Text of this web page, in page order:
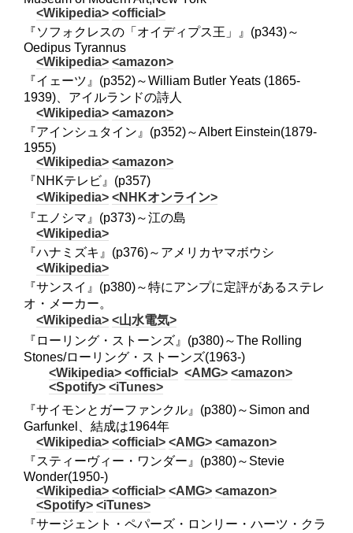
<Wikipedia> <official>
『ソフォクレスの「オイディプス王」』(p343)～
Oedipus Tyrannus
<Wikipedia> <amazon>
『イェーツ』(p352)～William Butler Yeats (1865-
1939)、アイルランドの詩人
<Wikipedia> <amazon>
『アインシュタイン』(p352)～Albert Einstein(1879-
1955)
<Wikipedia> <amazon>
『NHKテレビ』(p357)
<Wikipedia> <NHKオンライン>
『エノシマ』(p373)～江の島
<Wikipedia>
『ハナミズキ』(p376)～アメリカヤマボウシ
<Wikipedia>
『サンスイ』(p380)～特にアンプに定評があるステレ
オ・メーカー。
<Wikipedia> <山水電気>
『ローリング・ストーンズ』(p380)～The Rolling
Stones/ローリング・ストーンズ(1963-)
<Wikipedia> <official> <AMG> <amazon>
<Spotify> <iTunes>
『サイモンとガーファンクル』(p380)～Simon and
Garfunkel、結成は1964年
<Wikipedia> <official> <AMG> <amazon>
『スティーヴィー・ワンダー』(p380)～Stevie
Wonder(1950-)
<Wikipedia> <official> <AMG> <amazon>
<Spotify> <iTunes>
『サージェント・ペパーズ・ロンリー・ハーツ・クラ